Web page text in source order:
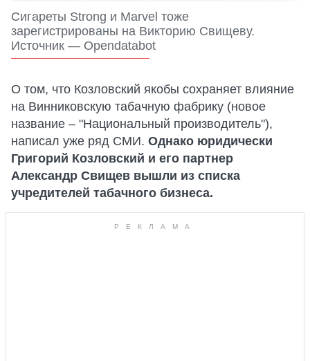
Сигареты Strong и Marvel тоже
зарегистрированы на Викторию Свищеву.
Источник — Opendatabot
О том, что Козловский якобы сохраняет влияние
на Винниковскую табачную фабрику (новое
название – "Национальный производитель"),
написал уже ряд СМИ. Однако юридически
Григорий Козловский и его партнер
Александр Свищев вышли из списка
учредителей табачного бизнеса.